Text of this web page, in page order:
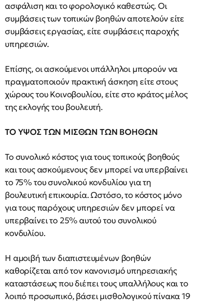
ασφάλιση και το φορολογικό καθεστώς. Οι
συμβάσεις των τοπικών βοηθών αποτελούν είτε
συμβάσεις εργασίας, είτε συμβάσεις παροχής
υπηρεσιών.
Επίσης, οι ασκούμενοι υπάλληλοι μπορούν να
πραγματοποιούν πρακτική άσκηση είτε στους
χώρους του Κοινοβουλίου, είτε στο κράτος μέλος
της εκλογής του βουλευτή.
ΤΟ ΥΨΟΣ ΤΩΝ ΜΙΣΘΩΝ ΤΩΝ ΒΟΗΘΩΝ
Το συνολικό κόστος για τους τοπικούς βοηθούς
και τους ασκούμενους δεν μπορεί να υπερβαίνει
το 75% του συνολικού κονδυλίου για τη
βουλευτική επικουρία. Ωστόσο, το κόστος μόνο
για τους παρόχους υπηρεσιών δεν μπορεί να
υπερβαίνει το 25% αυτού του συνολικού
κονδυλίου.
Η αμοιβή των διαπιστευμένων βοηθών
καθορίζεται από τον κανονισμό υπηρεσιακής
καταστάσεως που διέπει τους υπαλλήλους και το
λοιπό προσωπικό, βάσει μισθολογικού πίνακα 19